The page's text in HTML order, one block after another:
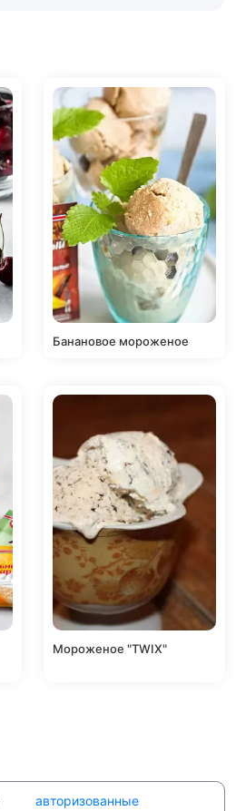
Банановое мороженое
Мороженое "TWIX"
авторизованные